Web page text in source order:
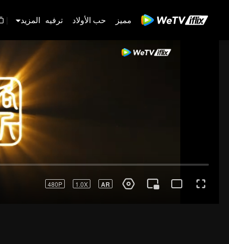
مميز حب الأولاد ترفيه المزيد |